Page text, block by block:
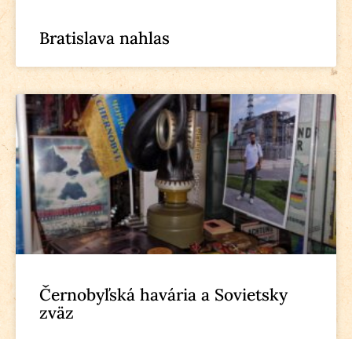
Bratislava nahlas
Černobyľská havária a Sovietsky
zväz